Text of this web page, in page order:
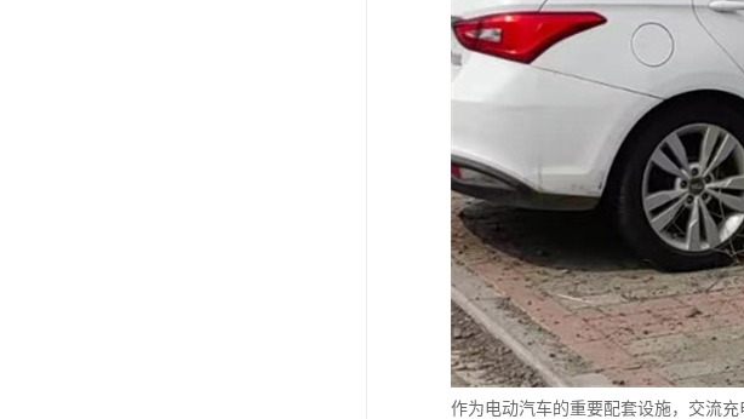
作为电动汽车的重要配套设施，交流充